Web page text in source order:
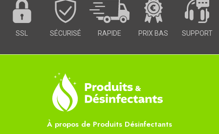
SSL SÉCURISÉ RAPIDE PRIX BAS SUPPORT
À propos de Produits Désinfectants